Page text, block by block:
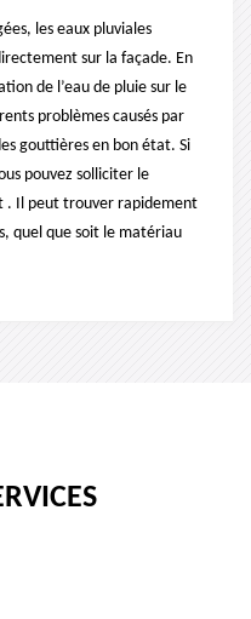
les eaux pluviales
sur la façade. En
de l’eau de pluie sur le
problèmes causés par
gouttières en bon état. Si
pouvez solliciter le
. Il peut trouver rapidement
quel que soit le matériau